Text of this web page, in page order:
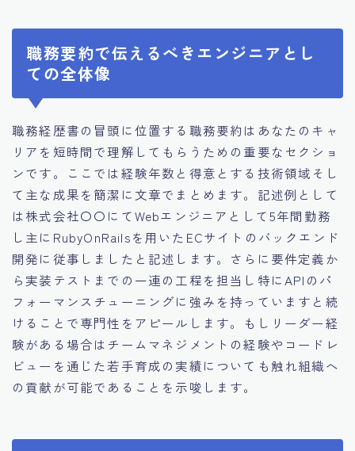
職務要約で伝えるべきエンジニアとし
ての全体像
職務経歴書の冒頭に位置する職務要約はあなたのキャ
リアを短時間で理解してもらうための重要なセクショ
ンです。ここでは経験年数と得意とする技術領域そし
て主な成果を簡潔に文章でまとめます。記述例として
は株式会社〇〇にてWebエンジニアとして5年間勤務
し主にRubyOnRailsを用いたECサイトのバックエンド
開発に従事しましたと記述します。さらに要件定義か
ら実装テストまでの一連の工程を担当し特にAPIのパ
フォーマンスチューニングに強みを持っていますと続
けることで専門性をアピールします。もしリーダー経
験がある場合はチームマネジメントの経験やコードレ
ビューを通じた若手育成の実績についても触れ組織へ
の貢献が可能であることを示唆します。